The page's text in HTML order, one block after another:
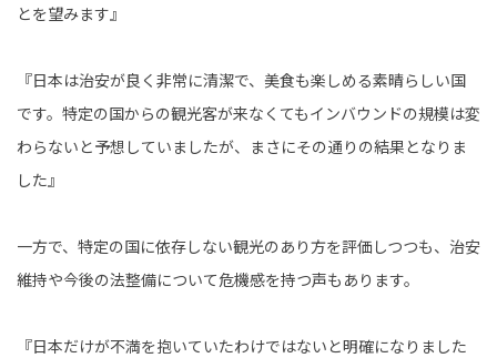
とを望みます』
『日本は治安が良く非常に清潔で、美食も楽しめる素晴らしい国
です。特定の国からの観光客が来なくてもインバウンドの規模は変
わらないと予想していましたが、まさにその通りの結果となりま
した』
一方で、特定の国に依存しない観光のあり方を評価しつつも、治安
維持や今後の法整備について危機感を持つ声もあります。
『日本だけが不満を抱いていたわけではないと明確になりました